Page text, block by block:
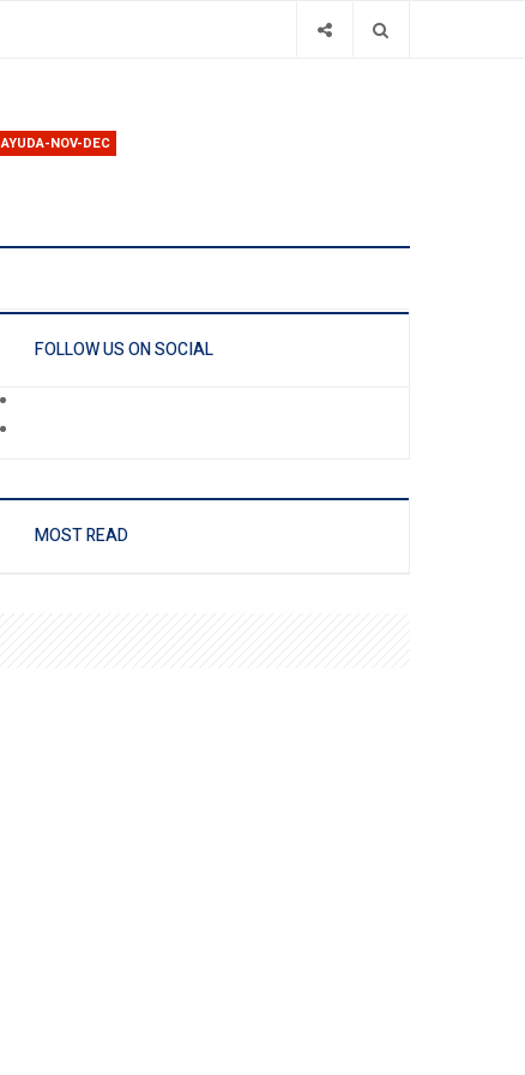
AYUDA-NOV-DEC
FOLLOW US ON SOCIAL
MOST READ